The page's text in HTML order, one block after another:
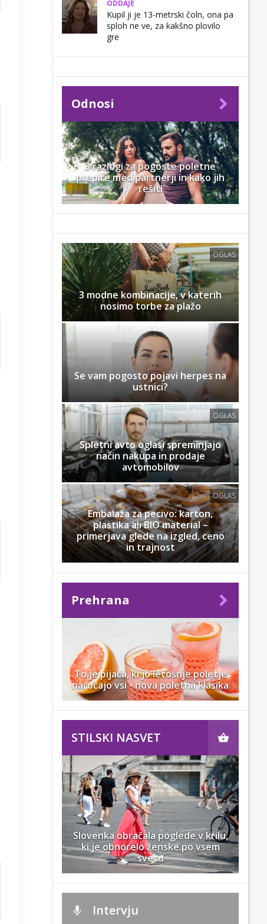
ODDAJE
Kupil ji je 13-metrski čoln, ona pa
sploh ne ve, za kakšno plovilo
gre
Odnosi
3 razlogi za pogoste poletne
prepire med partnerji in kako jih
rešiti
OGLAS
3 modne kombinacije, v katerih
nosimo torbe za plažo
Se vam pogosto pojavi herpes na
ustnici?
OGLAS
Spletni avto oglasi spreminjajo
način nakupa in prodaje
avtomobilov
OGLAS
Embalaža za pecivo: karton,
plastika ali BIO material –
primerjava glede na izgled, ceno
in trajnost
Prehrana
To je pijača, ki jo letošnje poletje
naročajo vsi - nova poletna klasika
STILSKI NASVET
Slovenka obračala poglede v krilu,
ki je obnorelo ženske po vsem
svetu
Intervju